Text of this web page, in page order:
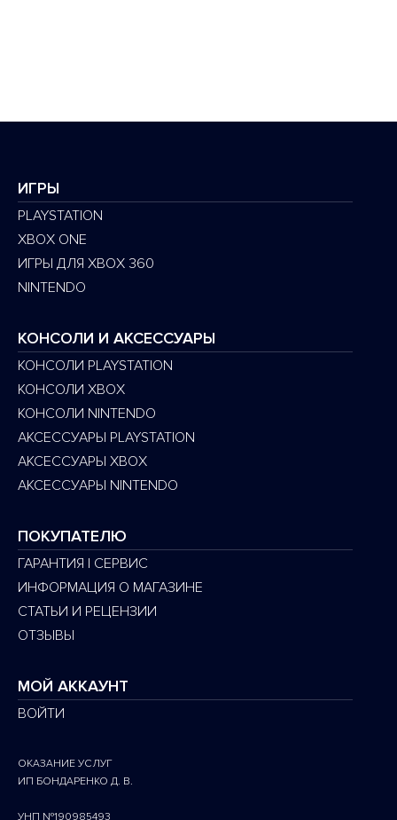
ИГРЫ
PLAYSTATION
XBOX ONE
ИГРЫ ДЛЯ XBOX 360
NINTENDO
КОНСОЛИ И АКСЕССУАРЫ
КОНСОЛИ PLAYSTATION
КОНСОЛИ XBOX
КОНСОЛИ NINTENDO
АКСЕССУАРЫ PLAYSTATION
АКСЕССУАРЫ XBOX
АКСЕССУАРЫ NINTENDO
ПОКУПАТЕЛЮ
ГАРАНТИЯ | СЕРВИС
ИНФОРМАЦИЯ О МАГАЗИНЕ
СТАТЬИ И РЕЦЕНЗИИ
ОТЗЫВЫ
МОЙ АККАУНТ
ВОЙТИ
ОКАЗАНИЕ УСЛУГ
ИП БОНДАРЕНКО Д. В.
УНП №190985493